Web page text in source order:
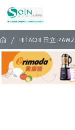
HITACHI 日立